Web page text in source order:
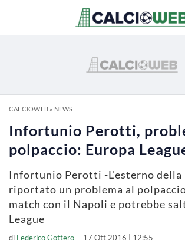
CALCIOWEB» NEWS
Infortunio Perotti,
polpaccio: Europa
Infortunio Perotti -L'esterno della
riportato un problema al
match con il Napoli e potrebbe
League
di Federico Gottero 17 Ott 2016 | 12:55